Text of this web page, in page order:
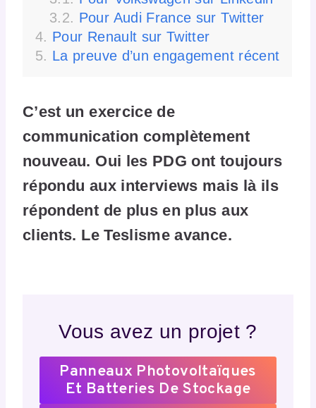
Pour Audi France sur Twitter
Pour Renault sur Twitter
La preuve d’un engagement récent
C’est un exercice de
communication complètement
nouveau. Oui les PDG ont toujours
répondu aux interviews mais là ils
répondent de plus en plus aux
clients. Le Teslisme avance.
Vous avez un projet ?
Panneaux Photovoltaïques
Et Batteries De Stockage